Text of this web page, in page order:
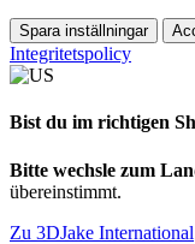
Spara inställningar
Integritetspolicy
Bist du im richtigen
Bitte wechsle zum
übereinstimmt.
Zu 3DJake International